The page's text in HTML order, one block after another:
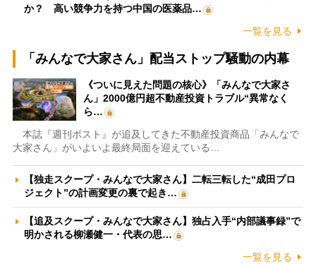
か？ 高い競争力を持つ中国の医薬品…
一覧を見る
「みんなで大家さん」配当ストップ騒動の内幕
《ついに見えた問題の核心》「みんなで大家さ
ん」2000億円超不動産投資トラブル“異常なく
ら…
本誌『週刊ポスト』が追及してきた不動産投資商品「みんなで
大家さん」がいよいよ最終局面を迎えている…
【独走スクープ・みんなで大家さん】二転三転した“成田プロ
ジェクト”の計画変更の裏で起き…
【追及スクープ・みんなで大家さん】独占入手“内部議事録”で
明かされる柳瀬健一・代表の思…
一覧を見る